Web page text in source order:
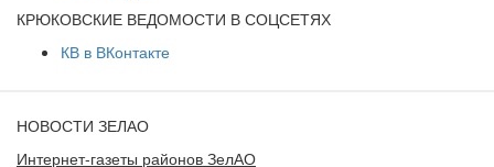
КРЮКОВСКИЕ ВЕДОМОСТИ В СОЦСЕТЯХ
КВ в ВКонтакте
НОВОСТИ ЗЕЛАО
Интернет-газеты районов ЗелАО